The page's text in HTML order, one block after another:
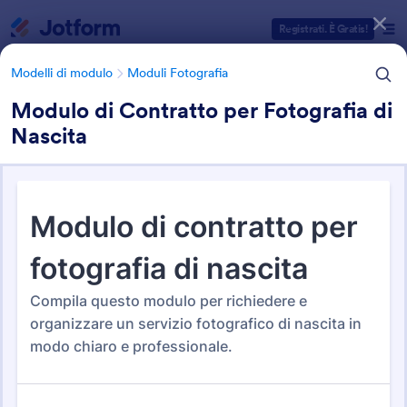
Registrati. È Gratis!
Modelli di modulo Moduli Fotografia
Modulo di Contratto per Fotografia di
Nascita
Moduli Fotografia
52 Template
Categorie Template Moduli